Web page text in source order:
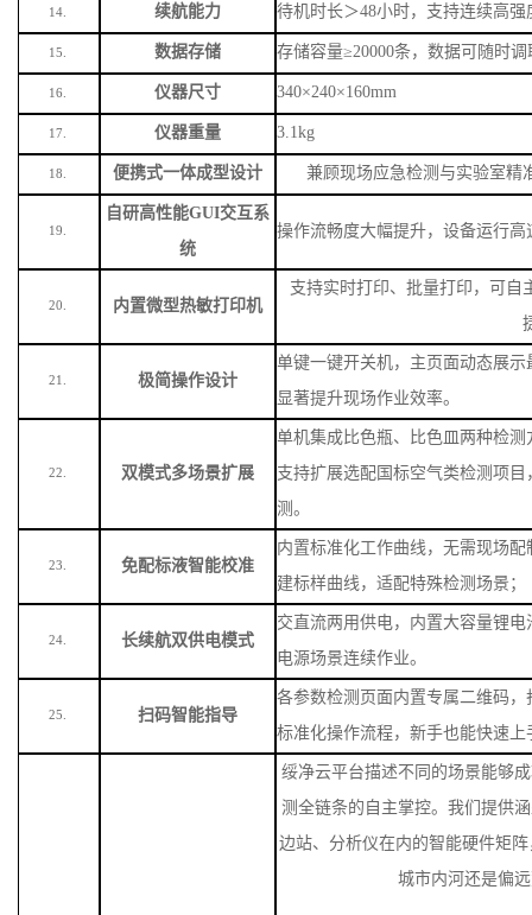
14. 续航能力 待机时长＞48小时，支持连续高
15. 数据存储 存储容量≥20000条，数据可随时
16. 仪器尺寸 340×240×160mm
17. 仪器重量 3.1kg
18. 便携式一体成型设计 兼顾现场应急检测与实验室精
19.
自研高性能GUI交互系
统
操作流畅度大幅提升，设备运行
20. 内置微型热敏打印机
支持实时打印、批量打印，可自
21. 极简操作设计
单键一键开关机，主页面动态展
显著提升现场作业效率。
22. 双模式多场景扩展
单机集成比色瓶、比色皿两种检
支持扩展选配国标空气类检测项
测。
23. 免配标液智能校准
内置标准化工作曲线，无需现场
建标样曲线，适配特殊检测场景 ；
24. 长续航双供电模式
交直流两用供电，内置大容量锂电
电源场景连续作业。
25. 扫码智能指导
各参数检测页面内置专属二维码
标准化操作流程，新手也能快速上
绥净云平台描述不同的场景能够
测全链条的自主掌控。我们提供
边站、分析仪在内的智能硬件矩
城市内河还是偏